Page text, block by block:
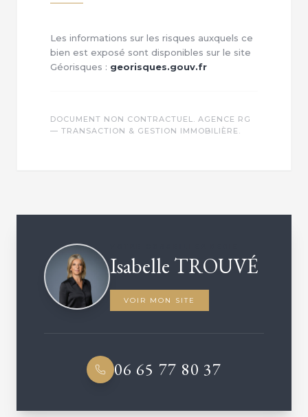
Les informations sur les risques auxquels ce
bien est exposé sont disponibles sur le site
Géorisques : georisques.gouv.fr
DOCUMENT NON CONTRACTUEL. AGENCE RG
— TRANSACTION & GESTION IMMOBILIÈRE.
Isabelle TROUVÉ
VOIR MON SITE
06 65 77 80 37